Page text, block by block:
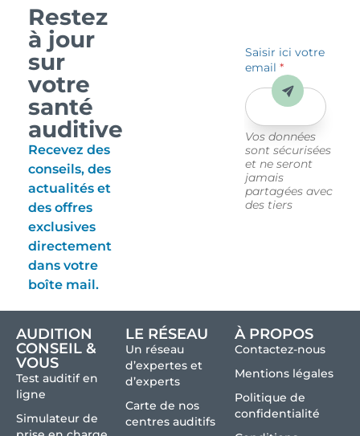
Restez
à jour
sur
votre
santé
auditive
Recevez des
conseils, des
actualités et
des offres
exclusives
directement
dans votre
boîte mail.
Saisir ici votre
email*
Vos données
sont sécurisées
et ne seront
jamais
partagées avec
des tiers
Envoyer
AUDITION
CONSEIL &
VOUS
Test auditif en
ligne
Simulateur de
LE RÉSEAU
Un réseau
d’expertes et
d’experts
Carte de nos
centres auditifs
À PROPOS
Contactez-nous
Mentions légales
Politique de
confidentialité